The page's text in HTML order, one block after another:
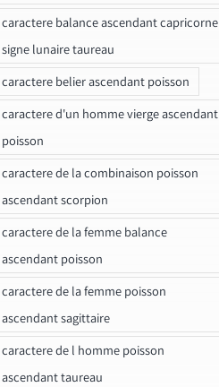
caractere balance ascendant capricorne
signe lunaire taureau
caractere belier ascendant poisson
caractere d'un homme vierge ascendant
poisson
caractere de la combinaison poisson
ascendant scorpion
caractere de la femme balance
ascendant poisson
caractere de la femme poisson
ascendant sagittaire
caractere de l homme poisson
ascendant taureau